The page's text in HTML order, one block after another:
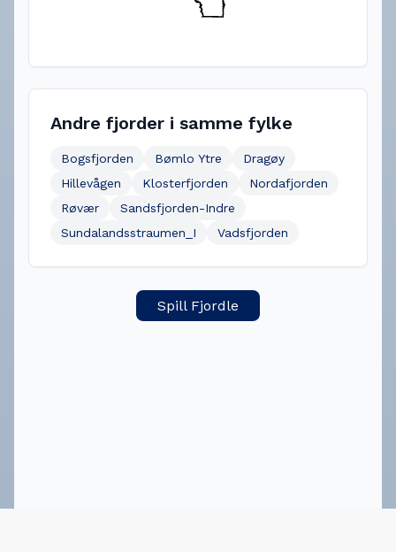
Andre fjorder i samme fylke
Bogsfjorden Bømlo Ytre
Dragøy
Hillevågen
Klosterfjorden
Nordafjorden
Røvær
Sandsfjorden-Indre
Sundalandsstraumen_I
Vadsfjorden
Spill Fjordle